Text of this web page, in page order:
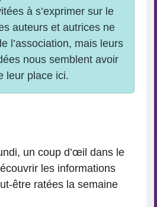
un coup d’œil dans le
les informations
être ratées la semaine